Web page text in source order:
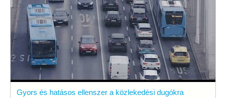
Gyors és hatásos ellenszer a közlekedési dugókra